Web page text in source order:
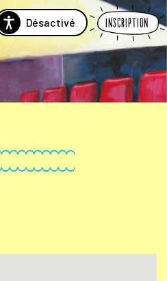
Désactivé Inscription